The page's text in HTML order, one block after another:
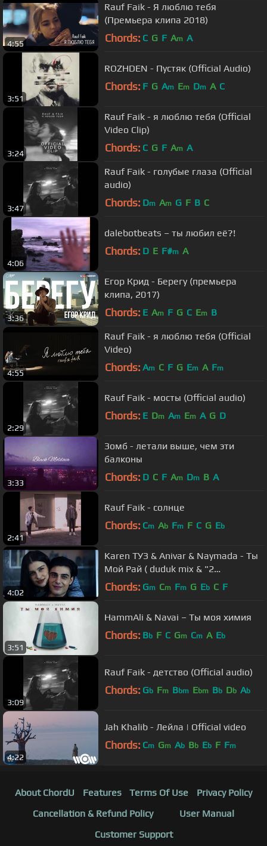
4:55
Rauf Faik - Я люблю тебя
(Премьера клипа 2018)
Chords: C G F Am A
3:51
ROZHDEN - Пустяк (Official Audio)
Chords: F G Am Em Dm A C
3:24
Rauf Faik - я люблю тебя (Official
Video Clip)
Chords: C G F Am A
3:47
Rauf Faik - голубые глаза (Official
audio)
Chords: Dm Am G F B C
4:06
dalebotbeats – ты любил её?!
Chords: D E F#m A
3:36
Егор Крид - Берегу (премьера
клипа, 2017)
Chords: E Am F G C Em B
4:55
Rauf Faik - я люблю тебя (Official
Video)
Chords: Am C F G Em A Fm
2:29
Rauf Faik - мосты (Official audio)
Chords: E Dm Am Em A G D
3:33
Зомб - летали выше, чем эти
балконы
Chords: D C F Am Dm B A
2:41
Rauf Faik - солнце
Chords: Cm Ab Fm F C G Eb
4:02
Karen ТУЗ & Anivar & Naymada - Ты
Мой Рай ( duduk mix & "2
ბორბალი" )
Chords: Gm Cm Fm G Eb C F
3:51
HammAli & Navai – Ты моя химия
Chords: Bb F C Gm Cm A Eb
3:09
Rauf Faik - детство (Official audio)
Chords: Gb Fm Bbm Ebm Bb Db Ab
4:22
Jah Khalib - Лейла | Official video
Chords: Cm Gm Ab Bb Eb F Fm
About ChordU Features Terms Of Use
Privacy Policy
Cancellation & Refund Policy
User Manual
Customer Support